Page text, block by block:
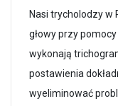
Nasi trycholodzy w
głowy przy
wykonają
postawienia
wyeliminować